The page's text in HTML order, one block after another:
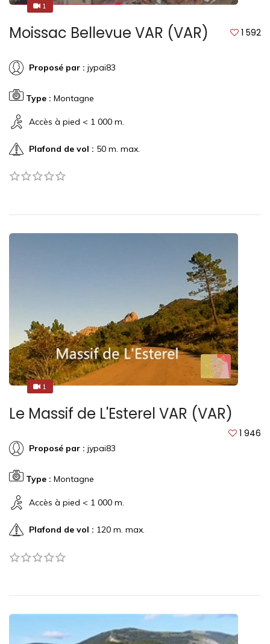
11
Moissac Bellevue VAR (VAR) 1 592
Proposé par : jypai83
Type : Montagne
Accès à pied < 1 000 m.
Plafond de vol : 50 m. max.
1
1
Le Massif de L'Esterel VAR (VAR)
1 946
Proposé par : jypai83
Type : Montagne
Accès à pied < 1 000 m.
Plafond de vol : 120 m. max.